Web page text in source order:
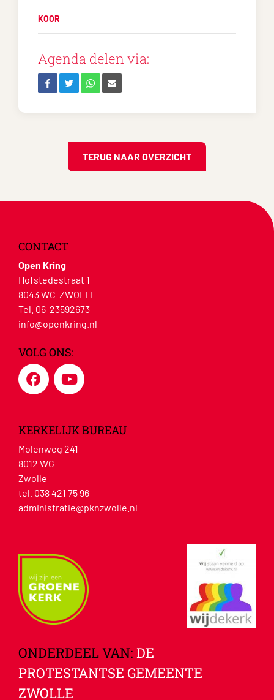
KOOR
Agenda delen via:
TERUG NAAR OVERZICHT
CONTACT
Open Kring
Hofstedestraat 1
8043 WC ZWOLLE
Tel. 06-23592673
info@openkring.nl
VOLG ONS:
KERKELIJK BUREAU
Molenweg 241
8012 WG
Zwolle
tel. 038 421 75 96
administratie@pknzwolle.nl
ONDERDEEL VAN: DE
PROTESTANTSE GEMEENTE
ZWOLLE